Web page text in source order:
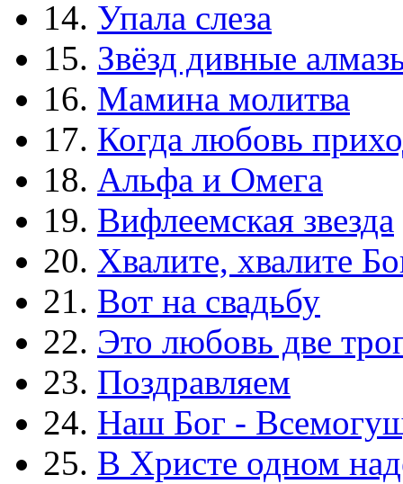
14. Упала слеза
15. Звёзд дивные
16. Мамина молитва
17. Когда любовь
18. Альфа и Омега
19. Вифлеемская звезда
20. Хвалите, хвалите
21. Вот на свадьбу
22. Это любовь две
23. Поздравляем
24. Наш Бог -
25. В Христе одном